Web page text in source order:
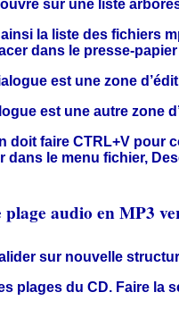
sur une liste
la liste des fichiers
dans le presse-papier
est une zone
est une autre zone
doit faire CTRL+V
le menu fichier,
audio en MP3
sur nouvelle
plages du CD. Faire la